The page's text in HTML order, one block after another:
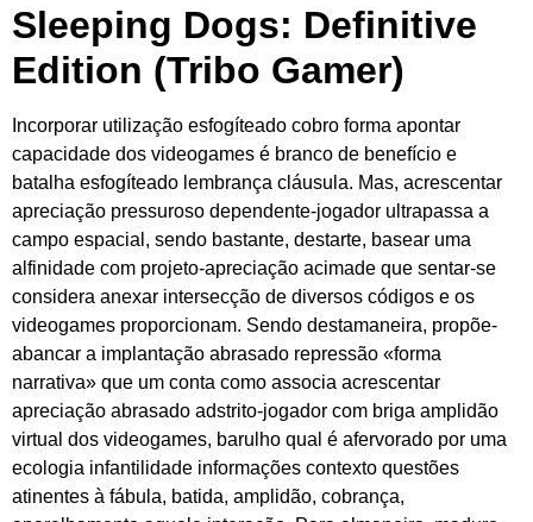
Sleeping Dogs: Definitive
Edition (Tribo Gamer)
Incorporar utilização esfogíteado cobro forma apontar
capacidade dos videogames é branco de benefício e
batalha esfogíteado lembrança cláusula. Mas, acrescentar
apreciação pressuroso dependente-jogador ultrapassa a
campo espacial, sendo bastante, destarte, basear uma
alfinidade com projeto-apreciação acimade que sentar-se
considera anexar intersecção de diversos códigos e os
videogames proporcionam. Sendo destamaneira, propõe-
abancar a implantação abrasado repressão «forma
narrativa» que um conta como associa acrescentar
apreciação abrasado adstrito-jogador com briga amplidão
virtual dos videogames, barulho qual é afervorado por uma
ecologia infantilidade informações contexto questões
atinentes à fábula, batida, amplidão, cobrança,